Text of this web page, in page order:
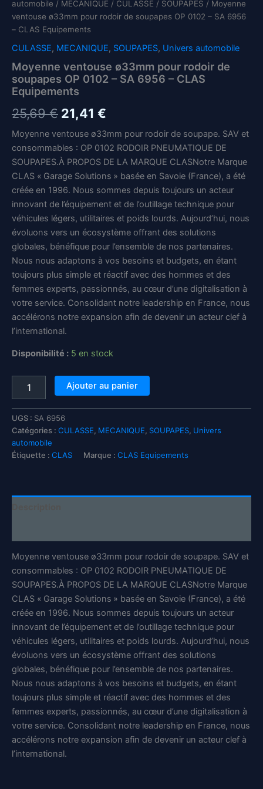
automobile / MECANIQUE / CULASSE / SOUPAPES / Moyenne
ventouse ø33mm pour rodoir de soupapes OP 0102 – SA 6956
– CLAS Equipements
CULASSE, MECANIQUE, SOUPAPES, Univers automobile
Moyenne ventouse ø33mm pour rodoir de
soupapes OP 0102 – SA 6956 – CLAS
Equipements
25,69€ Le
prix
initial
était :
25,69 €.
21,41 €
prix
actuel
est :
21,41 €.
Moyenne ventouse ø33mm pour rodoir de soupape. SAV et
consommables : OP 0102 RODOIR PNEUMATIQUE DE
SOUPAPES.À PROPOS DE LA MARQUE CLASNotre Marque
CLAS « Garage Solutions » basée en Savoie (France), a été
créée en 1996. Nous sommes depuis toujours un acteur
innovant de l’équipement et de l’outillage technique pour
véhicules légers, utilitaires et poids lourds. Aujourd’hui, nous
évoluons vers un écosystème offrant des solutions
globales, bénéfique pour l’ensemble de nos partenaires.
Nous nous adaptons à vos besoins et budgets, en étant
toujours plus simple et réactif avec des hommes et des
femmes experts, passionnés, au cœur d’une digitalisation à
votre service. Consolidant notre leadership en France, nous
accélérons notre expansion afin de devenir un acteur clef à
l’international.
Disponibilité : 5 en stock
ventouse
ø33mm
pour
rodoir
0102
CLAS
Equipements
Ajouter au panier
UGS : SA 6956
Catégories : CULASSE MECANIQUE SOUPAPES Univers
automobile
Étiquette : CLAS Marque : CLAS Equipements
Moyenne ventouse ø33mm pour rodoir de soupape. SAV et
consommables : OP 0102 RODOIR PNEUMATIQUE DE
SOUPAPES.À PROPOS DE LA MARQUE CLASNotre Marque
CLAS « Garage Solutions » basée en Savoie (France), a été
créée en 1996. Nous sommes depuis toujours un acteur
innovant de l’équipement et de l’outillage technique pour
véhicules légers, utilitaires et poids lourds. Aujourd’hui, nous
évoluons vers un écosystème offrant des solutions
globales, bénéfique pour l’ensemble de nos partenaires.
Nous nous adaptons à vos besoins et budgets, en étant
toujours plus simple et réactif avec des hommes et des
femmes experts, passionnés, au cœur d’une digitalisation à
votre service. Consolidant notre leadership en France, nous
accélérons notre expansion afin de devenir un acteur clef à
l’international.